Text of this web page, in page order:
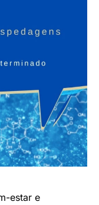
estar e